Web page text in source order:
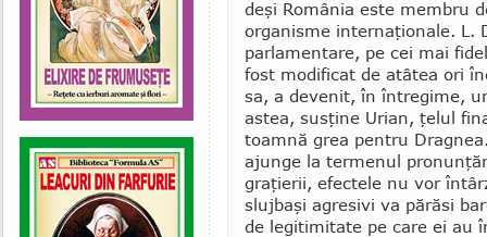
deşi Ro­mânia este membru
organisme inter­naţionale. L.
parla­mentare, pe cei mai
fost modificat de atâtea ori
sa, a devenit, în întregime,
astea, susţine Urian, ţelul
toamnă grea pentru
ajunge la ter­menul
gra­ţierii, efectele nu vor
slujbaşi agresivi va pă­răsi
de legitimi­tate pe care ei au